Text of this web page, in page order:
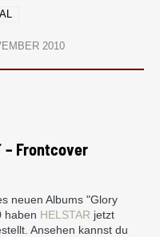
2010
– Frontcover
neuen Albums "Glory
haben HELSTAR jetzt
Ansehen kannst du